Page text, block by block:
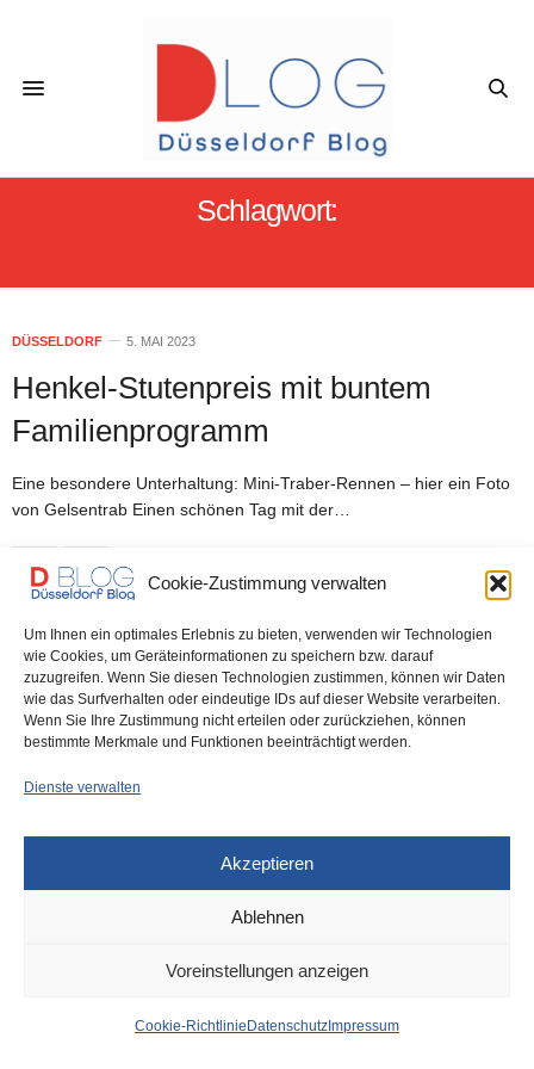
Cookie-Zustimmung verwalten
Um Ihnen ein optimales Erlebnis zu bieten, verwenden wir Technologien
wie Cookies, um Geräteinformationen zu speichern bzw. darauf
zuzugreifen. Wenn Sie diesen Technologien zustimmen, können wir Daten
wie das Surfverhalten oder eindeutige IDs auf dieser Website verarbeiten.
Wenn Sie Ihre Zustimmung nicht erteilen oder zurückziehen, können
bestimmte Merkmale und Funktionen beeinträchtigt werden.
Dienste verwalten
Akzeptieren
Ablehnen
Voreinstellungen anzeigen
Cookie-Richtlinie Datenschutz Impressum
Schlagwort:
DÜSSELDORF 5. MAI 2023
Henkel-Stutenpreis mit buntem
Familienprogramm
Eine besondere Unterhaltung: Mini-Traber-Rennen – hier ein Foto
von Gelsentrab Einen schönen Tag mit der…
0 SHARES
IMPRESSUM DATENSCHUTZ COOKIE-RICHTLINIE (EU)